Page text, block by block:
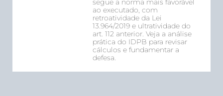
segue a norma mais favorável
ao executado, com
retroatividade da Lei
13.964/2019 e ultratividade do
art. 112 anterior. Veja a análise
prática do IDPB para revisar
cálculos e fundamentar a
defesa.